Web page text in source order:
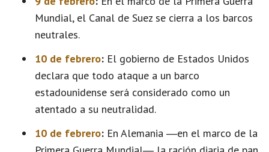
Mundial, el Canal de Suez se cierra a los barcos
neutrales.
10 de febrero: El gobierno de Estados Unidos
declara que todo ataque a un barco
estadounidense será considerado como un
atentado a su neutralidad.
10 de febrero: En Alemania ―en el marco de la